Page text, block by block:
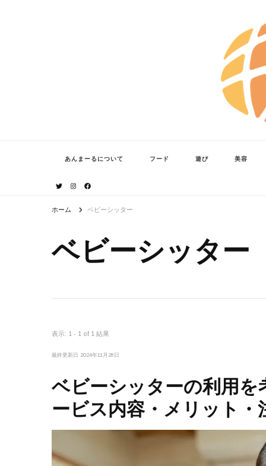
あんまーるについて フード 遊び 美容
ホーム ベビーシッター
ベビーシッター
表示: 1 - 1 of 1 結果
最終更新日 2024年11月28日
ベビーシッターの利用
ービス内容・メリット・